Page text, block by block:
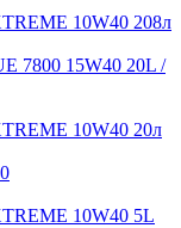
10W40 208л
7800 15W40 20L /
10W40 20л
10W40 5L